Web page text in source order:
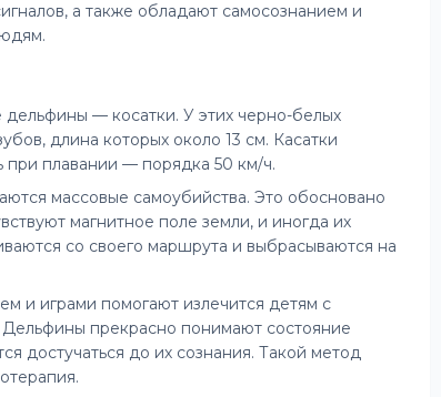
а также обладают самосознанием и
— косатки. У этих черно-белых
длина которых около 13 см. Касатки
при плавании — порядка 50 км/ч.
массовые самоубийства. Это обосновано
магнитное поле земли, и иногда их
со своего маршрута и выбрасываются на
и играми помогают излечится детям с
прекрасно понимают состояние
достучаться до их сознания. Такой метод